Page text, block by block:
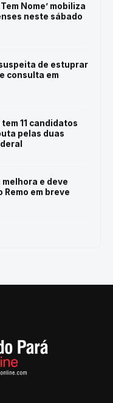
Nome’ mobiliza
neste sábado
de estuprar
consulta em
11 candidatos
pelas duas
e deve
em breve